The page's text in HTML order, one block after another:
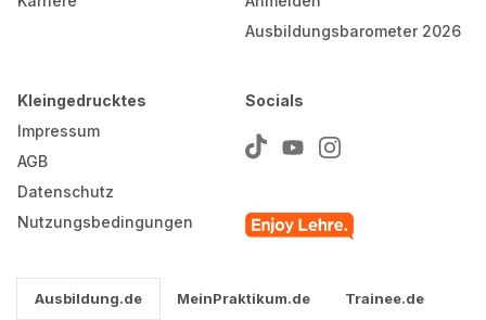
Ausbildungsbarometer 2026
Kleingedrucktes
Impressum
AGB
Datenschutz
Nutzungsbedingungen
Socials
Ausbildung.de MeinPraktikum.de Trainee.de